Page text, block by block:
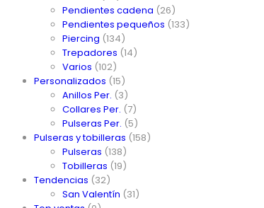
Pendientes cadena (26)
Pendientes pequeños (133)
Piercing (134)
Trepadores (14)
Varios (102)
Personalizados (15)
Anillos Per. (3)
Collares Per. (7)
Pulseras Per. (5)
Pulseras y tobilleras (158)
Pulseras (138)
Tobilleras (19)
Tendencias (32)
San Valentín (31)